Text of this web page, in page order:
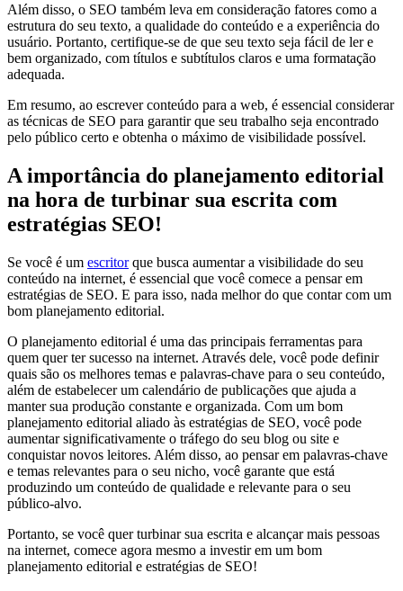
Além disso, o SEO também leva em consideração fatores como a
estrutura do seu texto, a qualidade do conteúdo e a experiência do
usuário. Portanto, certifique-se de que seu texto seja fácil de ler e
bem organizado, com títulos e subtítulos claros e uma formatação
adequada.
Em resumo, ao escrever conteúdo para a web, é essencial considerar
as técnicas de SEO para garantir que seu trabalho seja encontrado
pelo público certo e obtenha o máximo de visibilidade possível.
A importância do planejamento editorial
na hora de turbinar sua escrita com
estratégias SEO!
Se você é um escritorque busca aumentar a visibilidade do seu
conteúdo na internet, é essencial que você comece a pensar em
estratégias de SEO. E para isso, nada melhor do que contar com um
bom planejamento editorial.
O planejamento editorial é uma das principais ferramentas para
quem quer ter sucesso na internet. Através dele, você pode definir
quais são os melhores temas e palavras-chave para o seu conteúdo,
além de estabelecer um calendário de publicações que ajuda a
manter sua produção constante e organizada. Com um bom
planejamento editorial aliado às estratégias de SEO, você pode
aumentar significativamente o tráfego do seu blog ou site e
conquistar novos leitores. Além disso, ao pensar em palavras-chave
e temas relevantes para o seu nicho, você garante que está
produzindo um conteúdo de qualidade e relevante para o seu
público-alvo.
Portanto, se você quer turbinar sua escrita e alcançar mais pessoas
na internet, comece agora mesmo a investir em um bom
planejamento editorial e estratégias de SEO!